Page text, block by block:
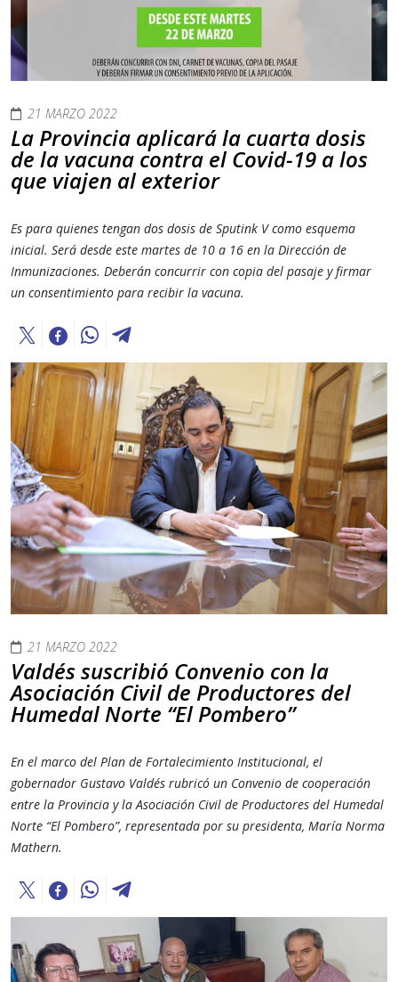
21 MARZO 2022
La Provincia aplicará la cuarta dosis
de la vacuna contra el Covid-19 a los
que viajen al exterior
Es para quienes tengan dos dosis de Sputink V como esquema
inicial. Será desde este martes de 10 a 16 en la Dirección de
Inmunizaciones. Deberán concurrir con copia del pasaje y firmar
un consentimiento para recibir la vacuna.
21 MARZO 2022
Valdés suscribió Convenio con la
Asociación Civil de Productores del
Humedal Norte “El Pombero”
En el marco del Plan de Fortalecimiento Institucional, el
gobernador Gustavo Valdés rubricó un Convenio de cooperación
entre la Provincia y la Asociación Civil de Productores del Humedal
Norte “El Pombero”, representada por su presidenta, María Norma
Mathern.